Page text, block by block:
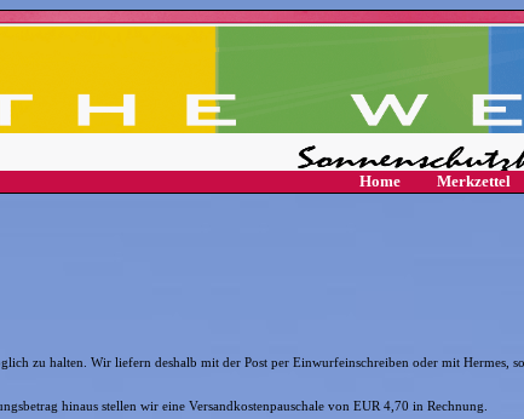
Home Merkzettel
zu halten. Wir liefern deshalb mit der Post per Einwurfeinschreiben oder mit Hermes,
hinaus stellen wir eine Versandkostenpauschale von EUR 4,70 in Rechnung.